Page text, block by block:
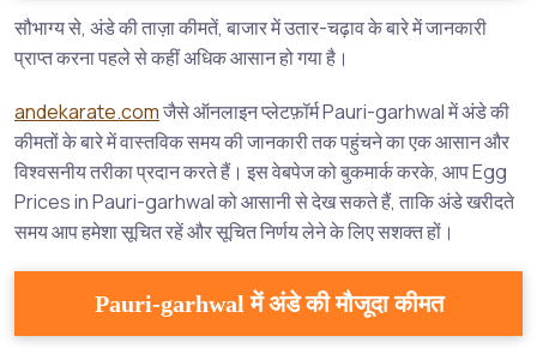
सौभाग्य से, अंडे की ताज़ा कीमतें, बाजार में उतार-चढ़ाव के बारे में जानकारी
प्राप्त करना पहले से कहीं अधिक आसान हो गया है।
andekarate.comजैसे ऑनलाइन प्लेटफ़ॉर्म Pauri-garhwal में अंडे की
कीमतों के बारे में वास्तविक समय की जानकारी तक पहुंचने का एक आसान और
विश्वसनीय तरीका प्रदान करते हैं। इस वेबपेज को बुकमार्क करके, आप Egg
Prices in Pauri-garhwal को आसानी से देख सकते हैं, ताकि अंडे खरीदते
समय आप हमेशा सूचित रहें और सूचित निर्णय लेने के लिए सशक्त हों।
Pauri-garhwal में अंडे की मौजूदा कीमत